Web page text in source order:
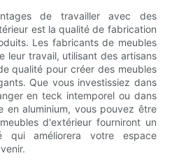
de travailler avec des
est la qualité de fabrication
Les fabricants de meubles
leur travail, utilisant des artisans
qualité pour créer des meubles
Que vous investissiez dans
en teck intemporel ou dans
en aluminium, vous pouvez être
d'extérieur fourniront un
qui améliorera votre espace